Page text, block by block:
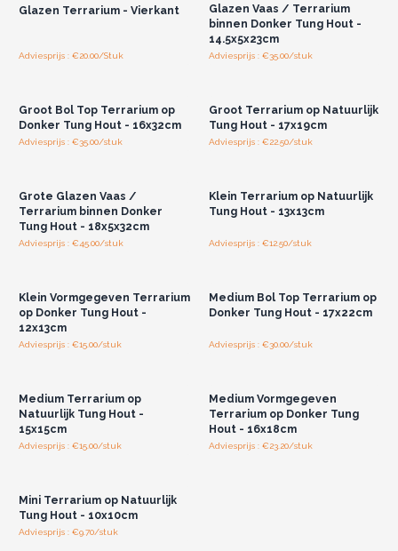
Glazen Terrarium - Vierkant
Adviesprijs : €20.00/Stuk
Glazen Vaas / Terrarium
binnen Donker Tung Hout -
14.5x5x23cm
Adviesprijs : €35.00/stuk
Groot Bol Top Terrarium op
Donker Tung Hout - 16x32cm
Adviesprijs : €35.00/stuk
Groot Terrarium op Natuurlijk
Tung Hout - 17x19cm
Adviesprijs : €22.50/stuk
Grote Glazen Vaas /
Terrarium binnen Donker
Tung Hout - 18x5x32cm
Adviesprijs : €45.00/stuk
Klein Terrarium op Natuurlijk
Tung Hout - 13x13cm
Adviesprijs : €12.50/stuk
Klein Vormgegeven Terrarium
op Donker Tung Hout -
12x13cm
Adviesprijs : €15.00/stuk
Medium Bol Top Terrarium op
Donker Tung Hout - 17x22cm
Adviesprijs : €30.00/stuk
Medium Terrarium op
Natuurlijk Tung Hout -
15x15cm
Adviesprijs : €15.00/stuk
Medium Vormgegeven
Terrarium op Donker Tung
Hout - 16x18cm
Adviesprijs : €23.20/stuk
Mini Terrarium op Natuurlijk
Tung Hout - 10x10cm
Adviesprijs : €9.70/stuk